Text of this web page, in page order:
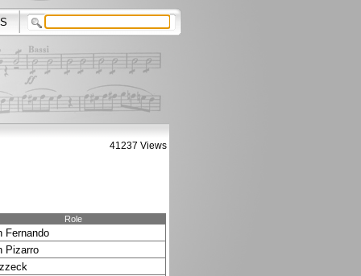
41237 Views
Role
Fernando
Pizarro